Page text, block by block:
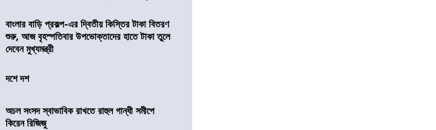
বাংলার বাড়ি প্রকল্প-এর দ্বিতীয় কিস্তির টাকা বিতরণ
শুরু, আজ বৃহস্পতিবার উপভোক্তাদের হাতে টাকা তুলে
দেবেন মুখ্যমন্ত্রী
দশে দশ
অচল সংসদ স্বাভাবিক রাখতে রাহুল গান্ধী সমীপে
কিরেন রিজিজু